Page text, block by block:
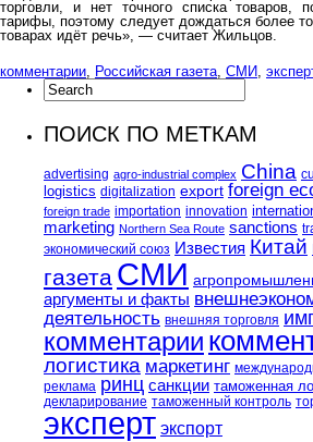
торговли, и нет точного списка товаров,
тарифы, поэтому следует дождаться более
товарах идёт речь», — считает Жильцов.
комментарии, Российская газета, СМИ,
ПОИСК ПО МЕТКАМ
advertising agro-industrial complex China
logistics digitalization export foreign
foreign trade importation innovation
marketing Northern Sea Route sanctions
экономический союз Известия Китай
газета СМИ
аргументы и факты
деятельность внешняя торговля
комментарии
логистика маркетинг
реклама ринц санкции таможенная
декларирование таможенный контроль
эксперт экспорт